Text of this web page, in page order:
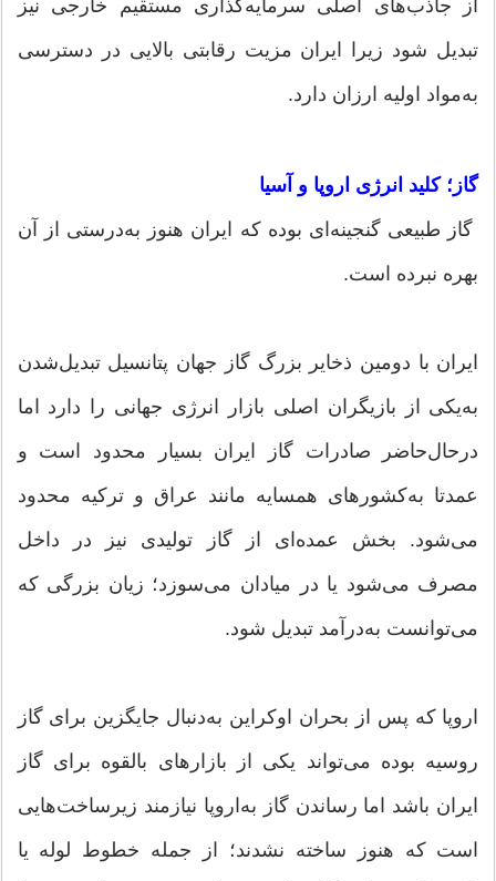
از جاذب‌های اصلی سرمایه‌گذاری مستقیم خارجی نیز
تبدیل شود زیرا ایران مزیت رقابتی بالایی در دسترسی
به‌مواد اولیه ارزان دارد.
گاز؛ کلید انرژی اروپا و آسیا
گاز طبیعی گنجینه‌ای بوده که ایران هنوز به‌درستی از آن
بهره نبرده است.
ایران با دومین ذخایر بزرگ گاز جهان پتانسیل تبدیل‌شدن
به‌یکی از بازیگران اصلی بازار انرژی جهانی را دارد اما
درحال‌حاضر صادرات گاز ایران بسیار محدود است و
عمدتا به‌کشورهای همسایه مانند عراق و ترکیه محدود
می‌شود. بخش عمده‌ای از گاز تولیدی نیز در داخل
مصرف می‌شود یا در میادان می‌سوزد؛ زیان بزرگی که
می‌توانست به‌درآمد تبدیل شود.
اروپا که پس از بحران اوکراین به‌دنبال جایگزین برای گاز
روسیه بوده می‌تواند یکی از بازارهای بالقوه برای گاز
ایران باشد اما رساندن گاز به‌اروپا نیازمند زیرساخت‌هایی
است که هنوز ساخته نشدند؛ از جمله خطوط لوله یا